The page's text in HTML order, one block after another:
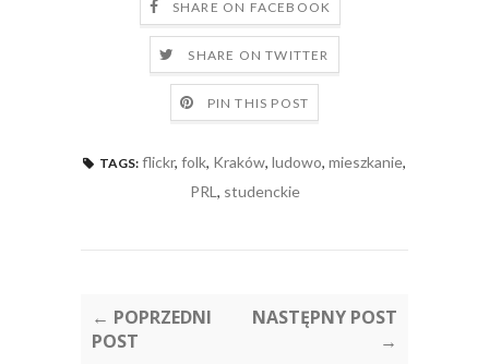
SHARE ON FACEBOOK
SHARE ON TWITTER
PIN THIS POST
TAGS: flickr, folk, Kraków, ludowo, mieszkanie,
PRL , studenckie
← POPRZEDNI
POST
NASTĘPNY POST
→